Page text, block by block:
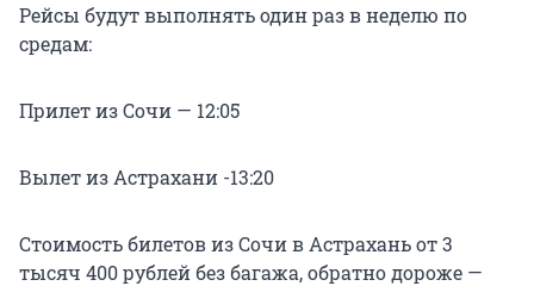
Рейсы будут выполнять один раз в неделю по
средам:
Прилет из Сочи — 12:05
Вылет из Астрахани -13:20
Стоимость билетов из Сочи в Астрахань от 3
тысяч 400 рублей без багажа, обратно дороже —